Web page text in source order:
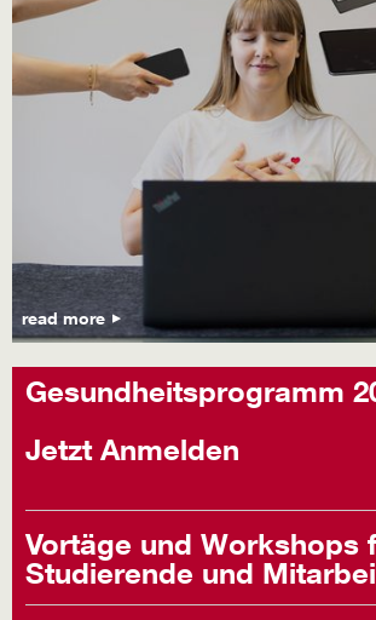
read more
Gesundheitsprogramm
Jetzt Anmelden
Vortäge und Workshops
Studierende und